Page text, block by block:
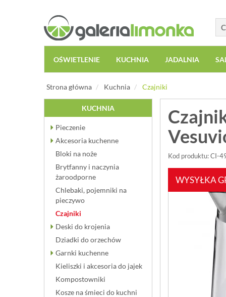
OŚWIETLENIE KUCHNIA JADALNIA
Strona główna Kuchnia Czajniki
KUCHNIA
Pieczenie
Akcesoria kuchenne
Bloki na noże
Brytfanny i naczynia
żaroodporne
Chlebaki, pojemniki na
pieczywo
Czajniki
Deski do krojenia
Dziadki do orzechów
Garnki kuchenne
Kieliszki i akcesoria do jajek
Kompostowniki
Kosze na śmieci do kuchni
Kod produktu: CI-
WYSYŁKA